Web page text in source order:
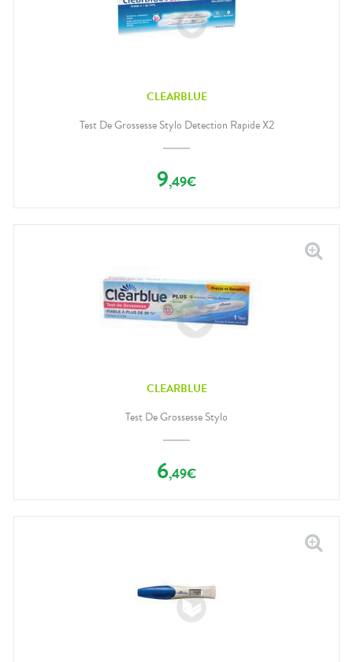
CLEARBLUE
Test De Grossesse Stylo Detection Rapide X2
9,49€
CLEARBLUE
Test De Grossesse Stylo
6,49€